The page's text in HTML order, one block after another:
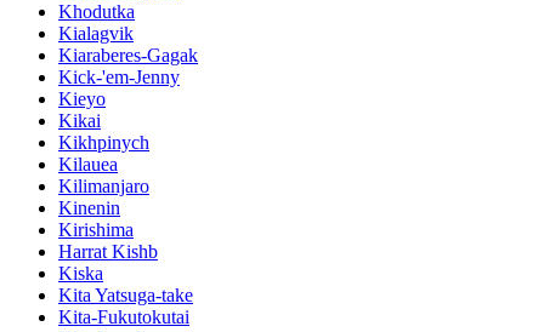
Khodutka
Kialagvik
Kiaraberes-Gagak
Kick-'em-Jenny
Kieyo
Kikai
Kikhpinych
Kilauea
Kilimanjaro
Kinenin
Kirishima
Harrat Kishb
Kiska
Kita Yatsuga-take
Kita-Fukutokutai